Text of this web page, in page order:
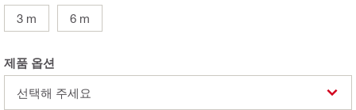
3 m
6 m
제품 옵션
선택해 주세요